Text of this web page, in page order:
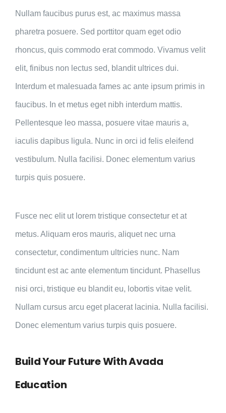
Nullam faucibus purus est, ac maximus massa
pharetra posuere. Sed porttitor quam eget odio
rhoncus, quis commodo erat commodo. Vivamus velit
elit, finibus non lectus sed, blandit ultrices dui.
Interdum et malesuada fames ac ante ipsum primis in
faucibus. In et metus eget nibh interdum mattis.
Pellentesque leo massa, posuere vitae mauris a,
iaculis dapibus ligula. Nunc in orci id felis eleifend
vestibulum. Nulla facilisi. Donec elementum varius
turpis quis posuere.
Fusce nec elit ut lorem tristique consectetur et at
metus. Aliquam eros mauris, aliquet nec urna
consectetur, condimentum ultricies nunc. Nam
tincidunt est ac ante elementum tincidunt. Phasellus
nisi orci, tristique eu blandit eu, lobortis vitae velit.
Nullam cursus arcu eget placerat lacinia. Nulla facilisi.
Donec elementum varius turpis quis posuere.
Build Your Future With Avada
Education